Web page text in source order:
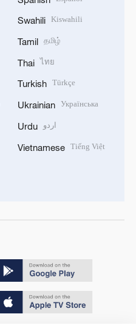
Swahili Kiswahili
Tamil தமிழ்
Thai ไทย
Turkish Türkçe
Ukrainian Українська
Urdu اردو
Vietnamese Tiếng Việt